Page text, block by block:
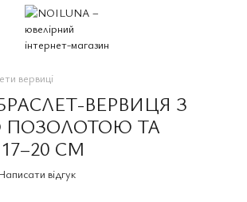
вервиці
ВЕРВИЦЯ З
ТА
СМ
відгук